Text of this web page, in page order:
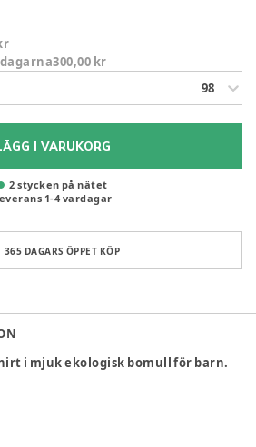
300,00 kr
98
I VARUKORG
2 stycken på nätet
1-4 vardagar
365 DAGARS ÖPPET KÖP
i mjuk ekologisk bomull för barn.